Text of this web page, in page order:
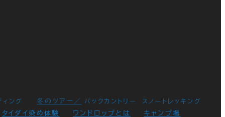
ィング 冬のツアー／ バックカントリー スノートレッキング
タイダイ染め体験 ワンドロップとは
キャンプ場